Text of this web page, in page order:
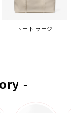
トート ラージ
-